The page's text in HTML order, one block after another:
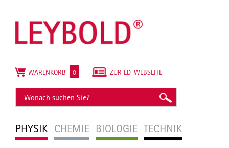
PHYSIK CHEMIE BIOLOGIE TECHNIK
ZUR LD-WEBSEITE
WARENKORB 0